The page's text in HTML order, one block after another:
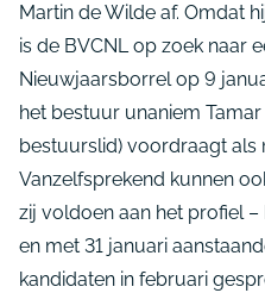
Martin de Wilde af. Omdat
is de BVCNL op zoek naar
Nieuwjaarsborrel op 9
het bestuur unaniem
bestuurslid) voordraagt als
Vanzelfsprekend kunnen
zij voldoen aan het profiel
en met 31 januari
kandidaten in februari